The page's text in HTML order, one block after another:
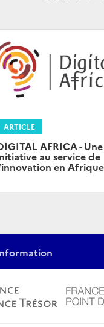
ARTICLE
AFRICA - Une
au service de
en Afrique